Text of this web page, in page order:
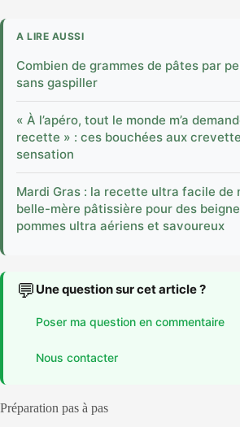
A LIRE AUSSI
Combien de grammes de pâtes par
sans gaspiller
« À l’apéro, tout le monde m’a
recette » : ces bouchées aux
sensation
Mardi Gras : la recette ultra facile de
belle-mère pâtissière pour des
pommes ultra aériens et savoureux
💬 Une question sur cet article ?
Poser ma question en commentaire
Nous contacter
Préparation pas à pas